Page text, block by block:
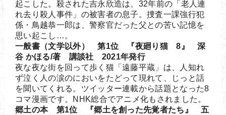
起こした。殺された吉永欣造は、32年前の「老人連
れ去り殺人事件」の被害者の息子。捜査一課強行犯
係・鳥越恭一郎は、警察官だった父との苦い記憶を
思い起こし…。
一般書（文学以外） 第1位 『夜廻り猫 8』 深
谷 かほる/著 講談社 2021年発行
夜な夜な街を回って歩く猫「遠藤平蔵」は、人知れ
ず泣く人の涙のにおいをたどって現れて、じっと話
を聞いてくれる。ツイッター連載から話題となった8
コマ漫画です。NHK総合でアニメ化もされました。
郷土の本 第1位 『郷土を創った先覚者たち』 五